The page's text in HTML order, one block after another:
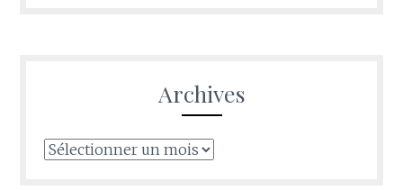
Archives
Archives